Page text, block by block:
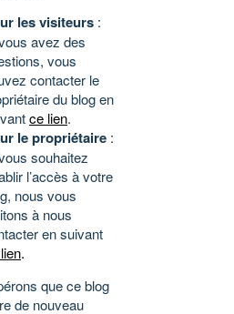
les visiteurs :
avez des
vous
contacter le
du blog en
ce lien.
le propriétaire :
souhaitez
l’accès à votre
nous vous
à nous
en suivant
.
que ce blog
de nouveau